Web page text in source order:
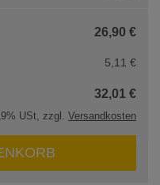
26,90 €
5,11 €
32,01 €
USt, zzgl. Versandkosten